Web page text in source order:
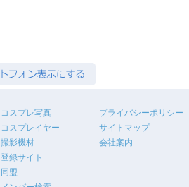
コスプレ写真
コスプレイヤー
撮影機材
登録サイト
同盟
プライバシーポリシー
サイトマップ
会社案内